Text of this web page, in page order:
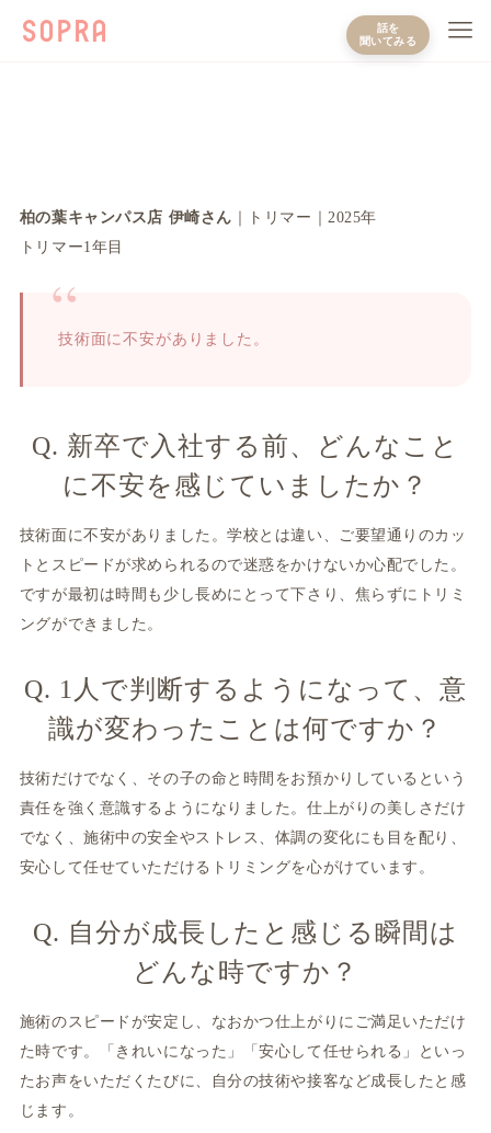
柏の葉キャンパス店 伊崎さん ｜トリマー｜2025年
トリマー1年目
技術面に不安がありました。
Q. 新卒で入社する前、どんなこと
に不安を感じていましたか？
技術面に不安がありました。学校とは違い、ご要望通りのカッ
トとスピードが求められるので迷惑をかけないか心配でした。
ですが最初は時間も少し長めにとって下さり、焦らずにトリミ
ングができました。
Q. 1人で判断するようになって、意
識が変わったことは何ですか？
技術だけでなく、その子の命と時間をお預かりしているという
責任を強く意識するようになりました。仕上がりの美しさだけ
でなく、施術中の安全やストレス、体調の変化にも目を配り、
安心して任せていただけるトリミングを心がけています。
Q. 自分が成長したと感じる瞬間は
どんな時ですか？
施術のスピードが安定し、なおかつ仕上がりにご満足いただけ
た時です。「きれいになった」「安心して任せられる」といっ
たお声をいただくたびに、自分の技術や接客など成長したと感
じます。
話を
聞いてみる